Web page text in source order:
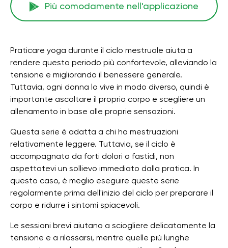
Più comodamente nell'applicazione
Praticare yoga durante il ciclo mestruale aiuta a
rendere questo periodo più confortevole, alleviando la
tensione e migliorando il benessere generale.
Tuttavia, ogni donna lo vive in modo diverso, quindi è
importante ascoltare il proprio corpo e scegliere un
allenamento in base alle proprie sensazioni.
Questa serie è adatta a chi ha mestruazioni
relativamente leggere. Tuttavia, se il ciclo è
accompagnato da forti dolori o fastidi, non
aspettatevi un sollievo immediato dalla pratica. In
questo caso, è meglio eseguire queste serie
regolarmente prima dell'inizio del ciclo per preparare il
corpo e ridurre i sintomi spiacevoli.
Le sessioni brevi aiutano a sciogliere delicatamente la
tensione e a rilassarsi, mentre quelle più lunghe